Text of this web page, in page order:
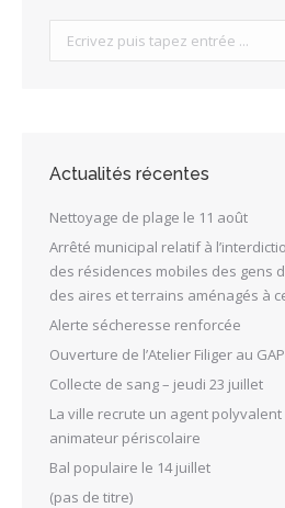
Search:
Actualités récentes
Nettoyage de plage le 11 août
Arrêté municipal relatif à
des résidences mobiles des gens
des aires et terrains aménagés à
Alerte sécheresse renforcée
Ouverture de l’Atelier Filiger au
Collecte de sang – jeudi 23 juillet
La ville recrute un agent
animateur périscolaire
Bal populaire le 14 juillet
(pas de titre)